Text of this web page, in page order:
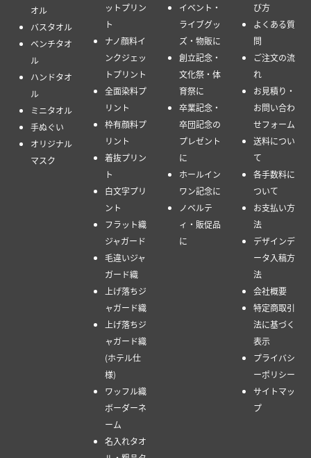
オル
バスタオル
ベンチタオ
ル
ハンドタオ
ル
ミニタオル
手ぬぐい
オリジナル
マスク
ットプリン
ト
ナノ顔料イ
ンクジェッ
トプリント
全面染料プ
リント
枠有顔料プ
リント
着抜プリン
ト
白文字プリ
ント
フラット織
ジャガード
毛違いジャ
ガード織
上げ落ちジ
ャガード織
上げ落ちジ
ャガード織
(ホテル仕
様)
ワッフル織
ボーダーネ
ーム
名入れタオ
イベント・
ライブグッ
ズ・物販に
創立記念・
文化祭・体
育祭に
卒業記念・
卒団記念の
プレゼント
に
ホールイン
ワン記念に
ノベルテ
ィ・販促品
に
び方
よくある質
問
ご注文の流
れ
お見積り・
お問い合わ
せフォーム
送料につい
て
各手数料に
ついて
お支払い方
法
デザインデ
ータ入稿方
法
会社概要
特定商取引
法に基づく
表示
プライバシ
ーポリシー
サイトマッ
プ